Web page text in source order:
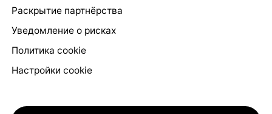
Раскрытие партнёрства
Уведомление о рисках
Политика cookie
Настройки cookie